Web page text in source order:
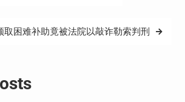
取困难补助竟被法院以敲诈勒索判刑